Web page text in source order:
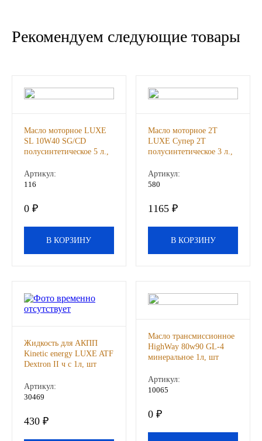
РОСНЕФТЬ
North Sea Lubricants
Подшипники
АПП
ГПЗ
ЕПК
Другие бренды подшипников
Охлаждающие жидкости
Специальные жидкости
Автосмазки
CHEVRON
Рекомендуем следующие товары
Масло моторное LUXE
SL 10W40 SG/CD
полусинтетическое 5 л.,
Артикул:
116
0 ₽
В КОРЗИНУ
Масло моторное 2Т
LUXE Cyпер 2Т
полусинтетическое 3 л.,
Артикул:
580
1165 ₽
В КОРЗИНУ
Жидкость для АКПП
Kinetic energy LUXE ATF
Dextron II ч с 1л, шт
Артикул:
30469
430 ₽
Масло трансмиссионное
HighWay 80w90 GL-4
минеральное 1л, шт
Артикул:
10065
0 ₽